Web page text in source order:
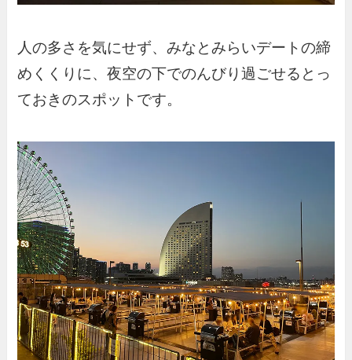
人の多さを気にせず、みなとみらいデートの締
めくくりに、夜空の下でのんびり過ごせるとっ
ておきのスポットです。